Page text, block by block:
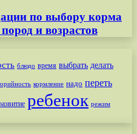
по выбору корма
и возрастов
блюдо время выбрать делать
кормление надо переть
ребенок режим